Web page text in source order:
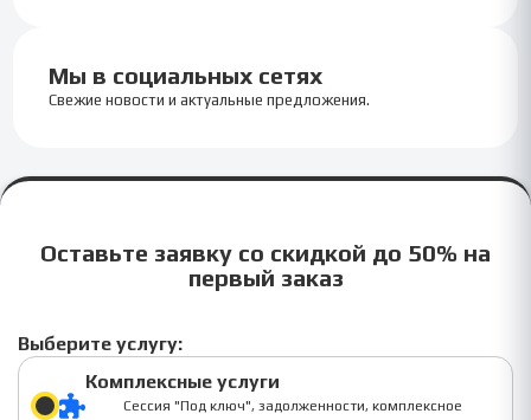
Мы в социальных сетях
Свежие новости и актуальные предложения.
Оставьте заявку со скидкой до 50% на
первый заказ
Выберите услугу:
Комплексные услуги
Сессия "Под ключ", задолженности, комплексное